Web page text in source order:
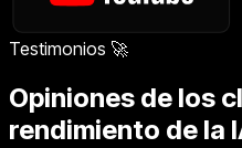
Testimonios 🚀
Opiniones de los
rendimiento de la